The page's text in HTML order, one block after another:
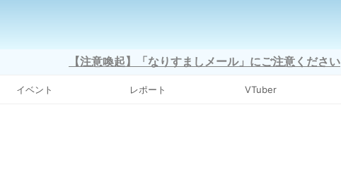
【注意喚起】「なりすましメール」にご注意ください
イベント レポート VTuber